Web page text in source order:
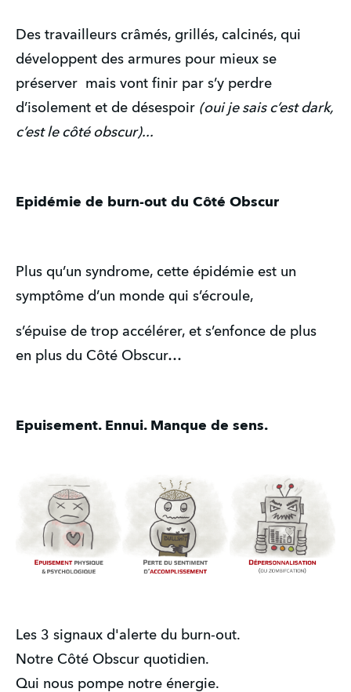
Des travailleurs crâmés, grillés, calcinés, qui
développent des armures pour mieux se
préserver mais vont finir par s’y perdre
d’isolement et de désespoir (oui je sais c’est dark,
c’est le côté obscur)...
Epidémie de burn-out du Côté Obscur
Plus qu’un syndrome, cette épidémie est un
symptôme d’un monde qui s’écroule,
s’épuise de trop accélérer, et s’enfonce de plus
en plus du Côté Obscur…
Epuisement. Ennui. Manque de sens.
Les 3 signaux d'alerte du burn-out.
Notre Côté Obscur quotidien.
Qui nous pompe notre énergie.